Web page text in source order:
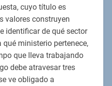
cuyo título es
valores construyen
identificar de qué sector
ministerio pertenece,
que lleva trabajando
debe atravesar tres
ve obligado a